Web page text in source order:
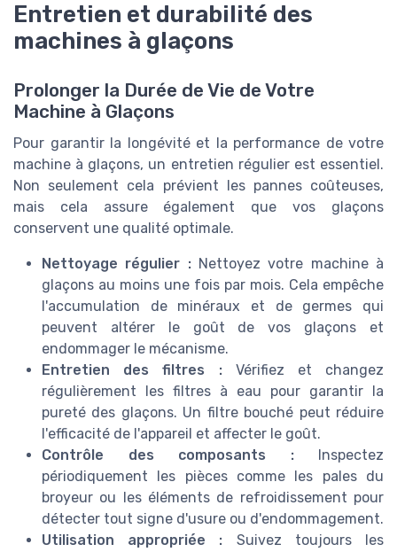
Entretien et durabilité des
machines à glaçons
Prolonger la Durée de Vie de Votre
Machine à Glaçons
Pour garantir la longévité et la performance de votre
machine à glaçons, un entretien régulier est essentiel.
Non seulement cela prévient les pannes coûteuses,
mais cela assure également que vos glaçons
conservent une qualité optimale.
Nettoyage régulier :Nettoyez votre machine à
glaçons au moins une fois par mois. Cela empêche
l'accumulation de minéraux et de germes qui
peuvent altérer le goût de vos glaçons et
endommager le mécanisme.
Entretien des filtres :Vérifiez et changez
régulièrement les filtres à eau pour garantir la
pureté des glaçons. Un filtre bouché peut réduire
l'efficacité de l'appareil et affecter le goût.
Contrôle des composants :Inspectez
périodiquement les pièces comme les pales du
broyeur ou les éléments de refroidissement pour
détecter tout signe d'usure ou d'endommagement.
Utilisation appropriée : Suivez toujours les